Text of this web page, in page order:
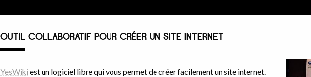
OUTIL COLLABORATIF POUR CRÉER UN SITE INTERNET
YesWiki est un logiciel libre qui vous permet de créer facilement un site internet.